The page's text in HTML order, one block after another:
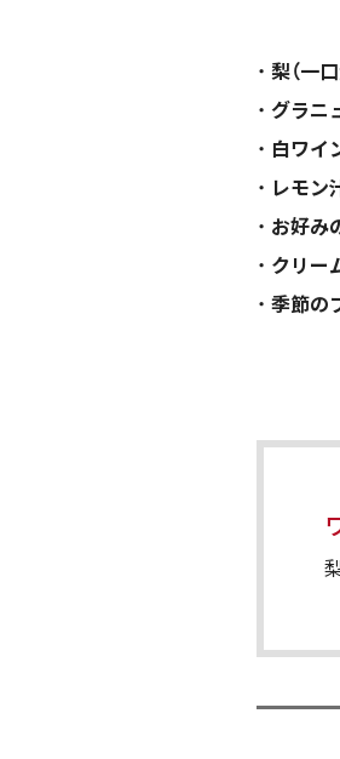
梨（一口
グラニ
白ワイ
レモン
お好み
クリー
季節の